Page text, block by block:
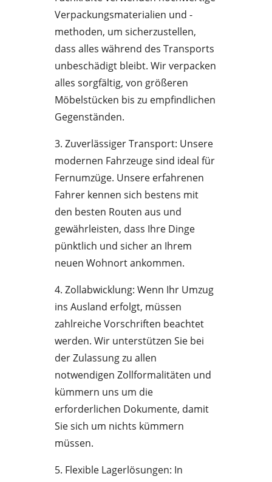
Verpackungsmaterialien und -
methoden, um sicherzustellen,
dass alles während des Transports
unbeschädigt bleibt. Wir verpacken
alles sorgfältig, von größeren
Möbelstücken bis zu empfindlichen
Gegenständen.
3. Zuverlässiger Transport: Unsere
modernen Fahrzeuge sind ideal für
Fernumzüge. Unsere erfahrenen
Fahrer kennen sich bestens mit
den besten Routen aus und
gewährleisten, dass Ihre Dinge
pünktlich und sicher an Ihrem
neuen Wohnort ankommen.
4. Zollabwicklung: Wenn Ihr Umzug
ins Ausland erfolgt, müssen
zahlreiche Vorschriften beachtet
werden. Wir unterstützen Sie bei
der Zulassung zu allen
notwendigen Zollformalitäten und
kümmern uns um die
erforderlichen Dokumente, damit
Sie sich um nichts kümmern
müssen.
5. Flexible Lagerlösungen: In